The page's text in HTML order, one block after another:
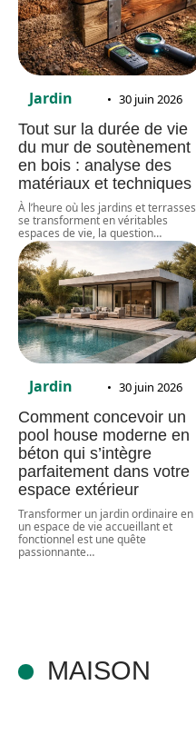
Jardin 30 juin 2026
Tout sur la durée de vie
du mur de soutènement
en bois : analyse des
matériaux et techniques
À l’heure où les jardins et terrasses
se transforment en véritables
espaces de vie, la question…
Jardin 30 juin 2026
Comment concevoir un
pool house moderne en
béton qui s’intègre
parfaitement dans votre
espace extérieur
Transformer un jardin ordinaire en
un espace de vie accueillant et
fonctionnel est une quête
passionnante…
MAISON